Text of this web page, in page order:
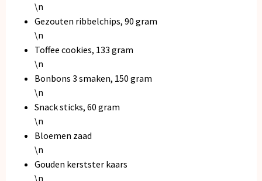
\n
Gezouten ribbelchips, 90 gram
\n
Toffee cookies, 133 gram
\n
Bonbons 3 smaken, 150 gram
\n
Snack sticks, 60 gram
\n
Bloemen zaad
\n
Gouden kerstster kaars
\n